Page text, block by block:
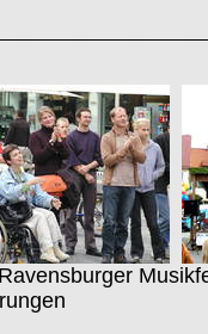
Musikfest